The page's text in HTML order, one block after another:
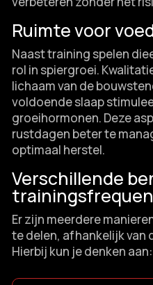
Ruimte voor
Naast training spelen
rol in spiergroei.​
lichaam van de
voldoende slaap
groeihormonen.​ Deze
rustdagen beter te
optimaal herstel.​
Verschillende
Er zijn meerdere
te delen, afhankelijk van
Hierbij kun je denken aan: